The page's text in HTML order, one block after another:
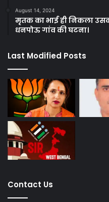
August 14, 2024
मृतक का भाई ही निकला
धनपोऊ गांव की घटना।
Last Modified Posts
Contact Us